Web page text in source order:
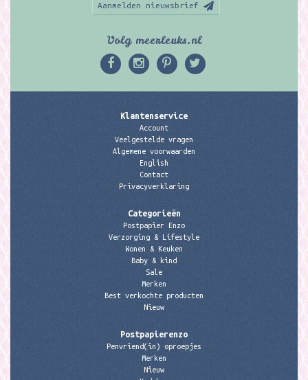
Aanmelden nieuwsbrief
Volg meerleuks.nl
Klantenservice
Account
Veelgestelde vragen
Algemene voorwaarden
English
Contact
Privacyverklaring
Categorieën
Postpapier Enzo
Verzorging & Lifestyle
Wonen & Keuken
Baby & kind
Sale
Merken
Best verkochte producten
Nieuw
Postpapierenzo
Penvriend(in) oproepjes
Merken
Nieuw